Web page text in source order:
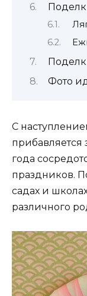
Фото
С
прибавляется
года
праздников.
садах и
различного